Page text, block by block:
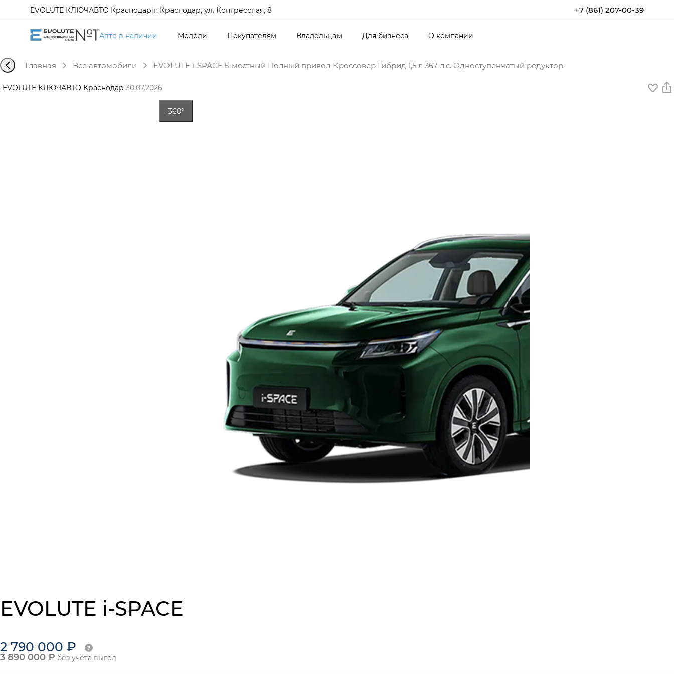
+7 (861) 207-00-39
EVOLUTE КЛЮЧАВТО Краснодар|г. Краснодар, ул. Конгрессная, 8
Авто в наличии Модели Покупателям Владельцам Для бизнеса О компании
Главная Все автомобили EVOLUTE i-SPACE 5-местный Полный привод Кроссовер Гибрид 1,5 л 367 л.с. Одноступенчатый редуктор
EVOLUTE КЛЮЧАВТО Краснодар·30.07.2026
360°
EVOLUTE i-SPACE
2 790 000 ₽
3 890 000 ₽ без учёта выгод